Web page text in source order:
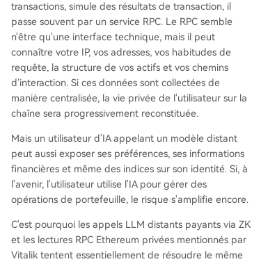
transactions, simule des résultats de transaction, il
passe souvent par un service RPC. Le RPC semble
n'être qu'une interface technique, mais il peut
connaître votre IP, vos adresses, vos habitudes de
requête, la structure de vos actifs et vos chemins
d'interaction. Si ces données sont collectées de
manière centralisée, la vie privée de l'utilisateur sur la
chaîne sera progressivement reconstituée.
Mais un utilisateur d'IA appelant un modèle distant
peut aussi exposer ses préférences, ses informations
financières et même des indices sur son identité. Si, à
l'avenir, l'utilisateur utilise l'IA pour gérer des
opérations de portefeuille, le risque s'amplifie encore.
C'est pourquoi les appels LLM distants payants via ZK
et les lectures RPC Ethereum privées mentionnés par
Vitalik tentent essentiellement de résoudre le même